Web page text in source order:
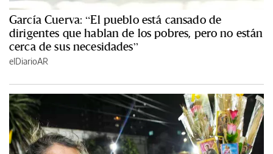
García Cuerva: “El pueblo está cansado de
dirigentes que hablan de los pobres, pero no están
cerca de sus necesidades”
elDiarioAR